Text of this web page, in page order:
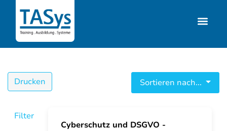
Drucken Sortieren nach...
Filter
Cyberschutz und DSGVO -